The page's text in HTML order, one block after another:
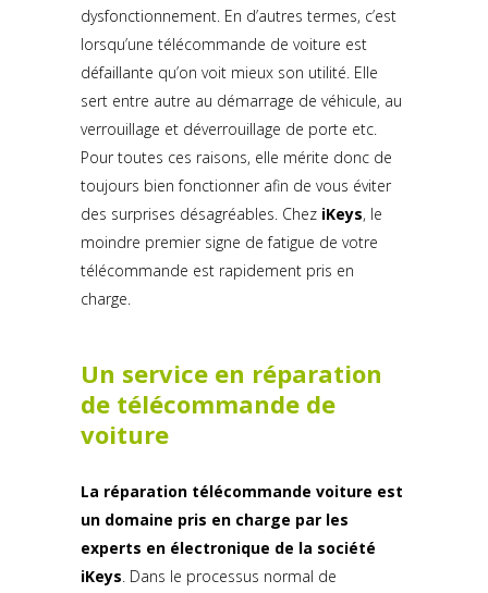
dysfonctionnement. En d’autres termes, c’est
lorsqu’une télécommande de voiture est
défaillante qu’on voit mieux son utilité. Elle
sert entre autre au démarrage de véhicule, au
verrouillage et déverrouillage de porte etc.
Pour toutes ces raisons, elle mérite donc de
toujours bien fonctionner afin de vous éviter
des surprises désagréables. Chez iKeys, le
moindre premier signe de fatigue de votre
télécommande est rapidement pris en
charge.
Un service en réparation
de télécommande de
voiture
La réparation télécommande voiture est
un domaine pris en charge par les
experts en électronique de la société
iKeys. Dans le processus normal de